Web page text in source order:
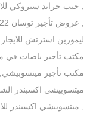
جيب جراند سيروكي
عروض تأجير توسان 2022
ليموزين استرتش
مكتب تأجير باصات في
مكتب تأجير ميتسوبيشي
ميتسوبيشي اكسبندر
ميتسوبيشي اكسبندر